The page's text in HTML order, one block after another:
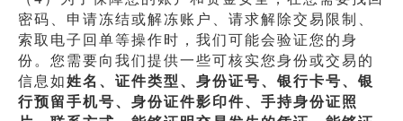
密码、申请冻结或解冻账户、请求解除交易限制、
索取电子回单等操作时，我们可能会验证您的身
份。您需要向我们提供一些可核实您身份或交易的
信息如姓名、证件类型、身份证号、银行卡号、银
行预留手机号、身份证件影印件、手持身份证照